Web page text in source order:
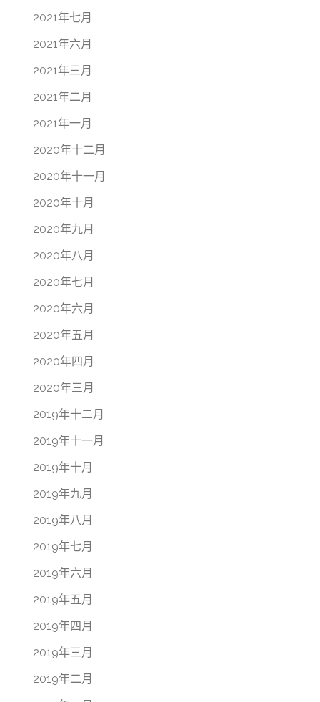
2021年七月
2021年六月
2021年三月
2021年二月
2021年一月
2020年十二月
2020年十一月
2020年十月
2020年九月
2020年八月
2020年七月
2020年六月
2020年五月
2020年四月
2020年三月
2019年十二月
2019年十一月
2019年十月
2019年九月
2019年八月
2019年七月
2019年六月
2019年五月
2019年四月
2019年三月
2019年二月